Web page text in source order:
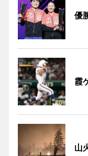
優
霞
山